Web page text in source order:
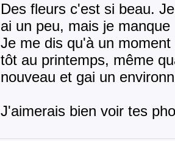
Des fleurs c'est si beau.
ai un peu, mais je
Je me dis qu'à un
tôt au printemps, même
nouveau et gai un
J'aimerais bien voir tes